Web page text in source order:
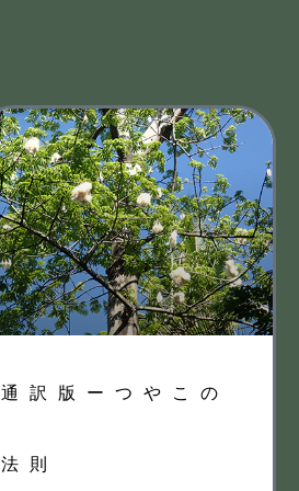
通訳版ーつやこの
法則